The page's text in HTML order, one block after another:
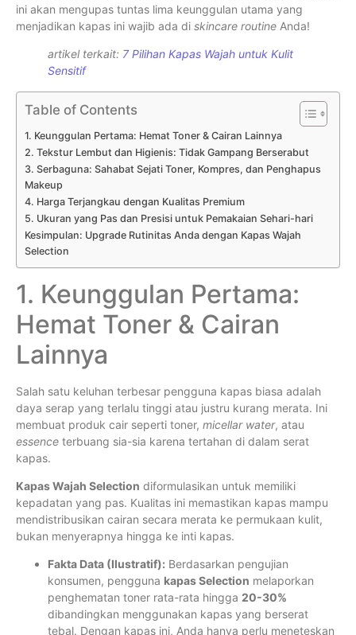
ini akan mengupas tuntas lima keunggulan utama yang
menjadikan kapas ini wajib ada di skincare routine Anda!
artikel terkait: 7 Pilihan Kapas Wajah untuk Kulit
Sensitif
Table of Contents
1. Keunggulan Pertama: Hemat Toner & Cairan Lainnya
2. Tekstur Lembut dan Higienis: Tidak Gampang Berserabut
3. Serbaguna: Sahabat Sejati Toner, Kompres, dan Penghapus
Makeup
4. Harga Terjangkau dengan Kualitas Premium
5. Ukuran yang Pas dan Presisi untuk Pemakaian Sehari-hari
Kesimpulan: Upgrade Rutinitas Anda dengan Kapas Wajah
Selection
1. Keunggulan Pertama:
Hemat Toner & Cairan
Lainnya
Salah satu keluhan terbesar pengguna kapas biasa adalah
daya serap yang terlalu tinggi atau justru kurang merata. Ini
membuat produk cair seperti toner, micellar water, atau
essence terbuang sia-sia karena tertahan di dalam serat
kapas.
Kapas Wajah Selection diformulasikan untuk memiliki
kepadatan yang pas. Kualitas ini memastikan kapas mampu
mendistribusikan cairan secara merata ke permukaan kulit,
bukan menyerapnya hingga ke inti kapas.
Fakta Data (Ilustratif): Berdasarkan pengujian
konsumen, pengguna kapas Selection melaporkan
penghematan toner rata-rata hingga 20-30%
dibandingkan menggunakan kapas yang berserat
tebal. Dengan kapas ini, Anda hanya perlu meneteskan